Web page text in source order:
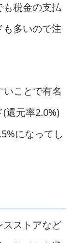
税金の支払
多いので注
ことで有名
還元率2.0%)
になってし
ストアなど